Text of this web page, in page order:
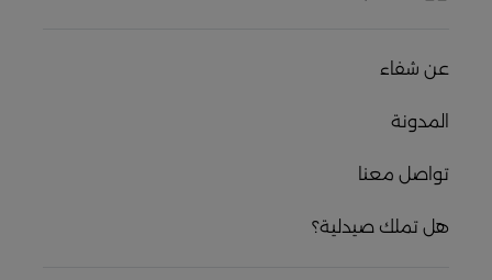
عن شفاء
المدونة
تواصل معنا
هل تملك صيدلية؟